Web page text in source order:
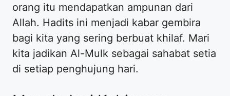
orang itu mendapatkan ampunan dari
Allah. Hadits ini menjadi kabar gembira
bagi kita yang sering berbuat khilaf. Mari
kita jadikan Al-Mulk sebagai sahabat setia
di setiap penghujung hari.